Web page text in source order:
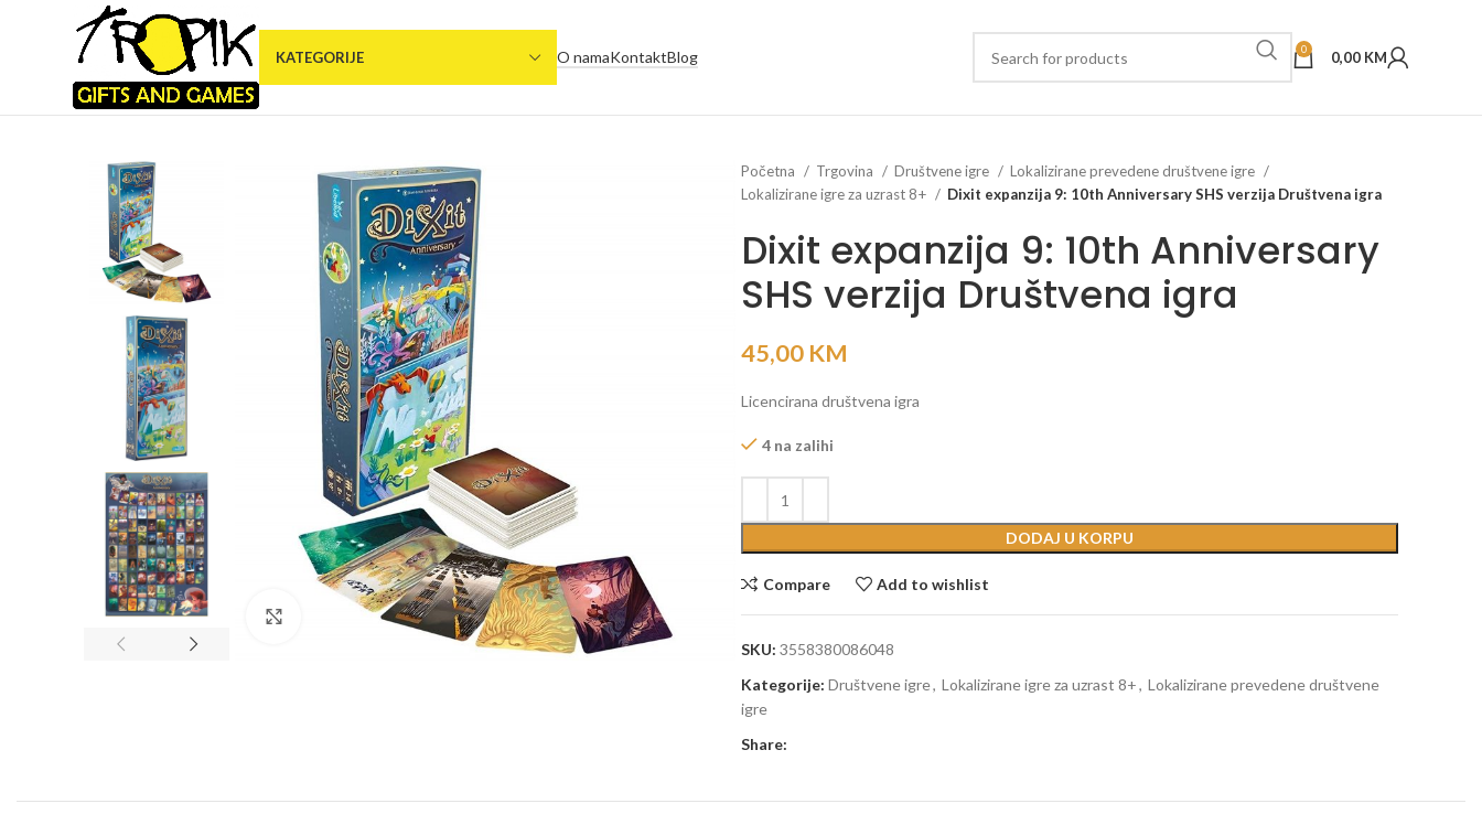
KATEGORIJE O namaKontaktBlog 0 0,00 KM
Click to enlarge
Početna Trgovina Društvene igre
Lokalizirane prevedene društvene igre
Lokalizirane igre za uzrast 8+
Dixit expanzija 9: 10th Anniversary SHS verzija Društvena igra
Dixit expanzija 9: 10th Anniversary
SHS verzija Društvena igra
45,00 KM
Licencirana društvena igra
4 na zalihi
DODAJ U KORPU
Compare Add to wishlist
SKU: 3558380086048
Kategorije: Društvene igre, Lokalizirane igre za uzrast 8+, Lokalizirane prevedene društvene
igre
Share: